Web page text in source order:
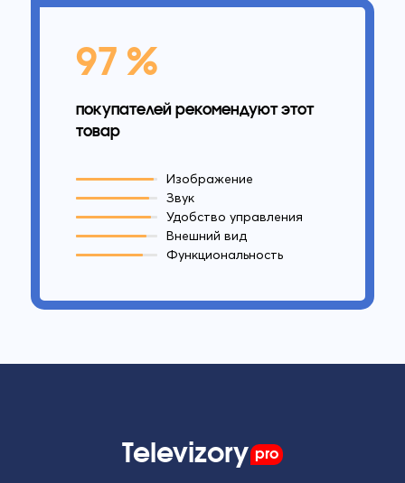
97 %
покупателей рекомендуют этот
товар
Изображение
Звук
Удобство управления
Внешний вид
Функциональность
Televizory pro